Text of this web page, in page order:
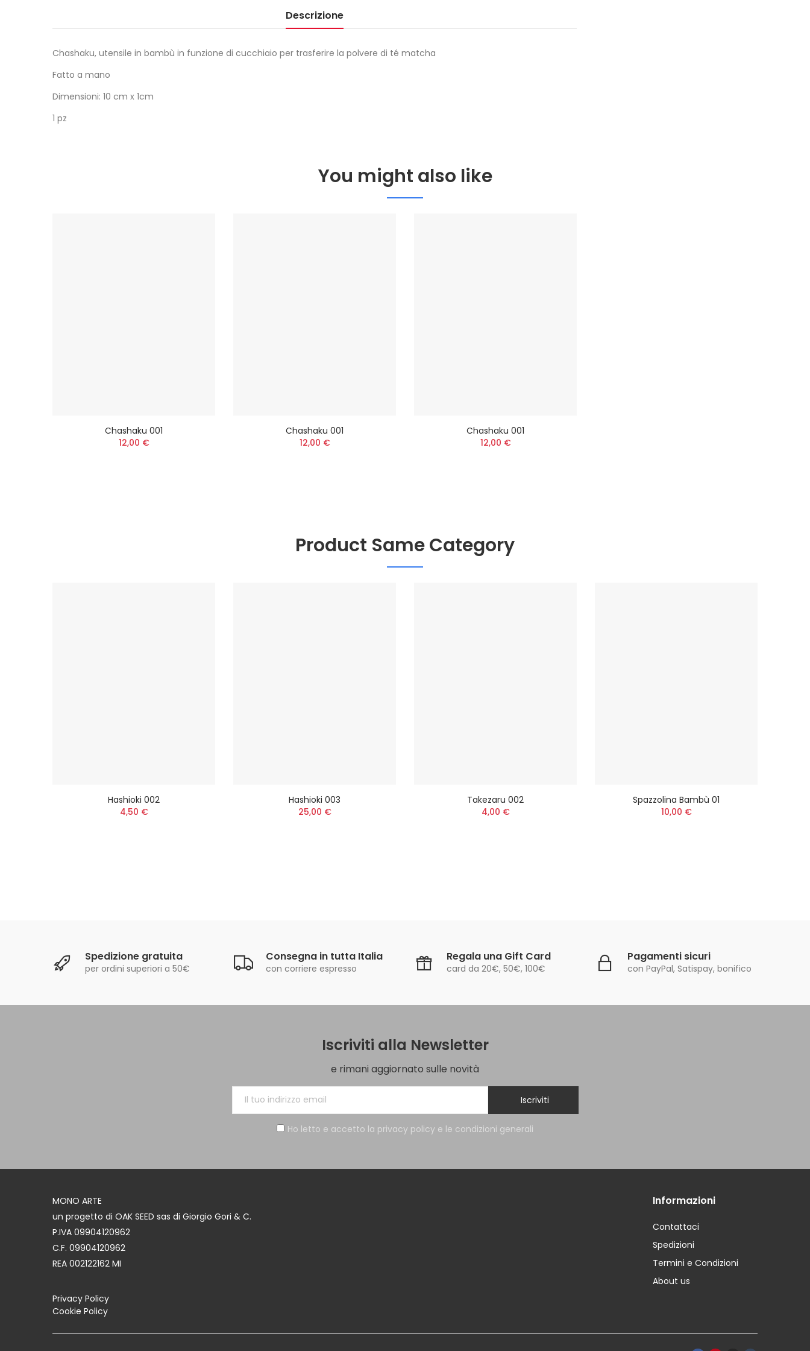
Descrizione
Chashaku, utensile in bambù in funzione di cucchiaio per trasferire la polvere di té matcha
Fatto a mano
Dimensioni: 10 cm x 1cm
1 pz
You might also like
Chashaku 001
12,00 €
Chashaku 001
12,00 €
Chashaku 001
12,00 €
Product Same Category
Hashioki 002
4,50 €
Hashioki 003
25,00 €
Takezaru 002
4,00 €
Spazzolina Bambù 01
10,00 €
Spedizione gratuita
per ordini superiori a 50€
Consegna in tutta Italia
con corriere espresso
Regala una Gift Card
card da 20€, 50€, 100€
Pagamenti sicuri
con PayPal, Satispay, bonifico
Iscriviti alla Newsletter
e rimani aggiornato sulle novità
Iscriviti
Ho letto e accetto la privacy policy e le condizioni generali
MONO ARTE
un progetto di OAK SEED sas di Giorgio Gori & C.
P.IVA 09904120962
C.F. 09904120962
REA 002122162 MI
Privacy Policy
Cookie Policy
Informazioni
Contattaci
Spedizioni
Termini e Condizioni
About us